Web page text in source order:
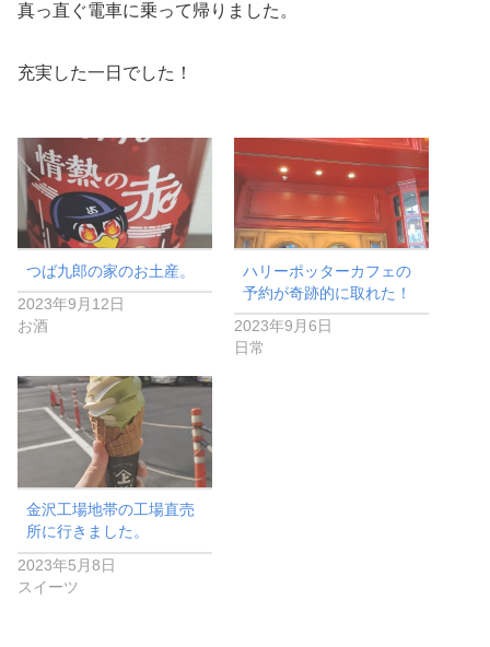
真っ直ぐ電車に乗って帰りました。
充実した一日でした！
つば九郎の家のお土産。
2023年9月12日
お酒
ハリーポッターカフェの
予約が奇跡的に取れた！
2023年9月6日
日常
金沢工場地帯の工場直売
所に行きました。
2023年5月8日
スイーツ